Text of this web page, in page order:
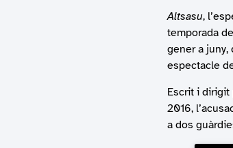
Altsasu,
temporada
gener a juny,
espectacle
Escrit i dirigit
2016,
a dos